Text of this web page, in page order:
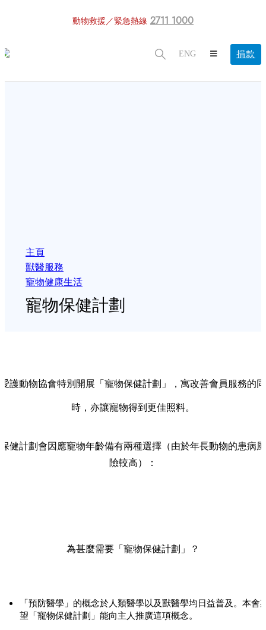
動物救援／緊急熱線 2711 1000
ENG 捐款
主頁
獸醫服務
寵物健康生活
寵物保健計劃
愛護動物協會特別開展「寵物保健計劃」，寓改善會員服務的同
時，亦讓寵物得到更佳照料。
保健計劃會因應寵物年齡備有兩種選擇（由於年長動物的患病風
險較高）：
為甚麼需要「寵物保健計劃」？
「預防醫學」的概念於人類醫學以及獸醫學均日益普及。本會
望「寵物保健計劃」能向主人推廣這項概念。